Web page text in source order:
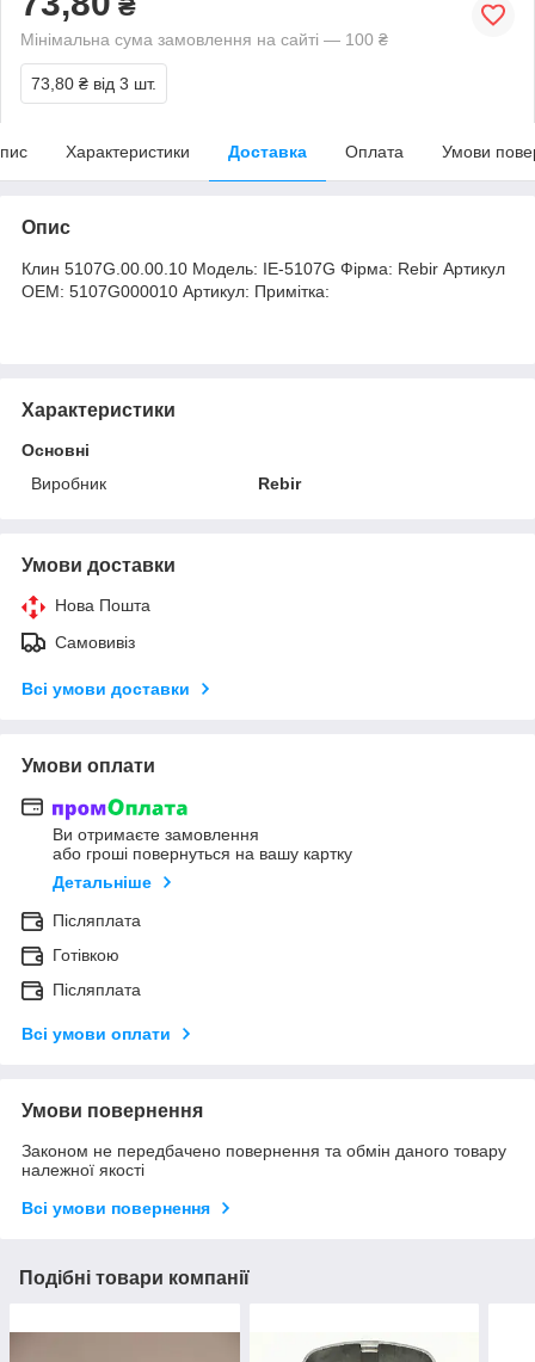
₴
Мінімальна сума замовлення на сайті — 100 ₴
73,80 ₴ від 3 шт.
Характеристики Доставка Оплата Умови
Опис
Клин 5107G.00.00.10 Модель: IE-5107G Фірма: Rebir Артикул
OEM: 5107G000010 Артикул: Примітка:
Характеристики
Основні
Виробник
Rebir
Умови доставки
Нова Пошта
Самовивіз
Всі умови доставки
Умови оплати
Ви отримаєте замовлення
або гроші повернуться на вашу картку
Детальніше
Післяплата
Готівкою
Післяплата
Всі умови оплати
Умови повернення
Законом не передбачено повернення та обмін даного товару
належної якості
Всі умови повернення
Подібні товари компанії